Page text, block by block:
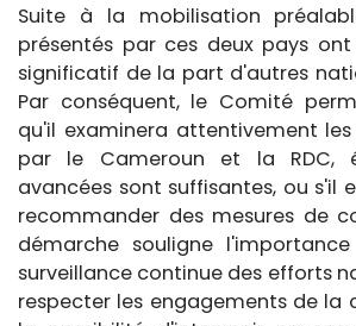
Suite à la mobilisation
présentés par ces deux pays
significatif de la part d'autres
Par conséquent, le Comité
qu'il examinera attentivement
par le Cameroun et la RDC,
avancées sont suffisantes, ou s'il
recommander des mesures de
démarche souligne
surveillance continue des efforts
respecter les engagements de la